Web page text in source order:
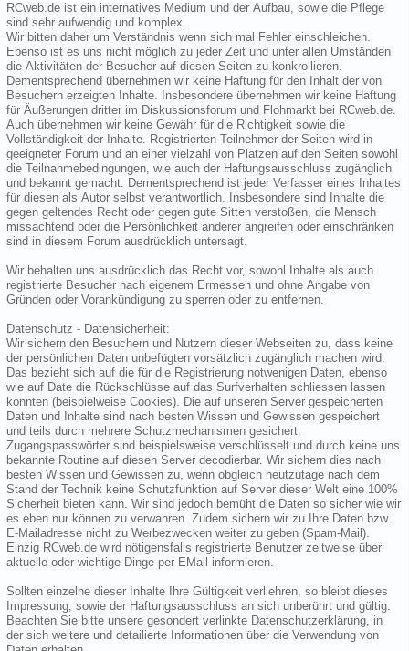
RCweb.de ist ein internatives Medium und der Aufbau, sowie die Pflege
sind sehr aufwendig und komplex.
Wir bitten daher um Verständnis wenn sich mal Fehler einschleichen.
Ebenso ist es uns nicht möglich zu jeder Zeit und unter allen Umständen
die Aktivitäten der Besucher auf diesen Seiten zu konkrollieren.
Dementsprechend übernehmen wir keine Haftung für den Inhalt der von
Besuchern erzeigten Inhalte. Insbesondere übernehmen wir keine Haftung
für Äußerungen dritter im Diskussionsforum und Flohmarkt bei RCweb.de.
Auch übernehmen wir keine Gewähr für die Richtigkeit sowie die
Vollständigkeit der Inhalte. Registrierten Teilnehmer der Seiten wird in
geeigneter Forum und an einer vielzahl von Plätzen auf den Seiten sowohl
die Teilnahmebedingungen, wie auch der Haftungsausschluss zugänglich
und bekannt gemacht. Dementsprechend ist jeder Verfasser eines Inhaltes
für diesen als Autor selbst verantwortlich. Insbesondere sind Inhalte die
gegen geltendes Recht oder gegen gute Sitten verstoßen, die Mensch
missachtend oder die Persönlichkeit anderer angreifen oder einschränken
sind in diesem Forum ausdrücklich untersagt.
Wir behalten uns ausdrücklich das Recht vor, sowohl Inhalte als auch
registrierte Besucher nach eigenem Ermessen und ohne Angabe von
Gründen oder Vorankündigung zu sperren oder zu entfernen.
Datenschutz - Datensicherheit:
Wir sichern den Besuchern und Nutzern dieser Webseiten zu, dass keine
der persönlichen Daten unbefügten vorsätzlich zugänglich machen wird.
Das bezieht sich auf die für die Registrierung notwenigen Daten, ebenso
wie auf Date die Rückschlüsse auf das Surfverhalten schliessen lassen
könnten (beispielweise Cookies). Die auf unseren Server gespeicherten
Daten und Inhalte sind nach besten Wissen und Gewissen gespeichert
und teils durch mehrere Schutzmechanismen gesichert.
Zugangspasswörter sind beispielsweise verschlüsselt und durch keine uns
bekannte Routine auf diesen Server decodierbar. Wir sichern dies nach
besten Wissen und Gewissen zu, wenn obgleich heutzutage nach dem
Stand der Technik keine Schutzfunktion auf Server dieser Welt eine 100%
Sicherheit bieten kann. Wir sind jedoch bemüht die Daten so sicher wie wir
es eben nur können zu verwahren. Zudem sichern wir zu Ihre Daten bzw.
E-Mailadresse nicht zu Werbezwecken weiter zu geben (Spam-Mail).
Einzig RCweb.de wird nötigensfalls registrierte Benutzer zeitweise über
aktuelle oder wichtige Dinge per EMail informieren.
Sollten einzelne dieser Inhalte Ihre Gültigkeit verliehren, so bleibt dieses
Impressung, sowie der Haftungsausschluss an sich unberührt und gültig.
Beachten Sie bitte unsere gesondert verlinkte Datenschutzerklärung, in
der sich weitere und detailierte Informationen über die Verwendung von